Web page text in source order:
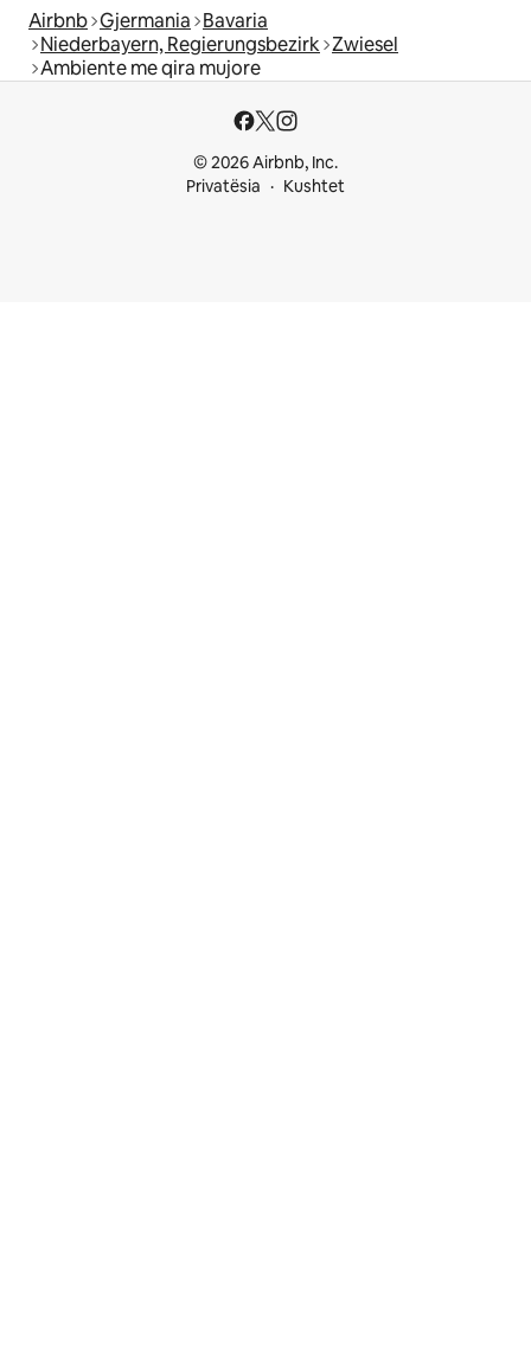
Airbnb Gjermania Bavaria
Niederbayern, Regierungsbezirk Zwiesel
Ambiente me qira mujore
© 2026 Airbnb, Inc.
Privatësia
Kushtet